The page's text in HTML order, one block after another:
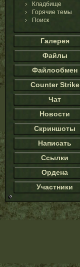
Кладбище
Горячие темы
Поиск
Галерея
Файлы
Файлообмен
Counter Strike
Чат
Новости
Скриншоты
Написать
Ссылки
Ордена
Участники